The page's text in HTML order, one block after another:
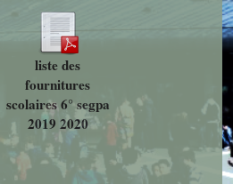
Web
et Linux
Découverte
des
indépendants
liste des
fournitures
scolaires 6° segpa
2019 2020